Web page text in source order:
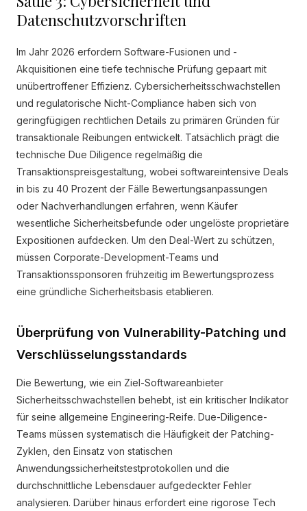
Datenschutzvorschriften
Im Jahr 2026 erfordern Software-Fusionen und -
Akquisitionen eine tiefe technische Prüfung gepaart mit
unübertroffener Effizienz. Cybersicherheitsschwachstellen
und regulatorische Nicht-Compliance haben sich von
geringfügigen rechtlichen Details zu primären Gründen für
transaktionale Reibungen entwickelt. Tatsächlich prägt die
technische Due Diligence regelmäßig die
Transaktionspreisgestaltung, wobei softwareintensive Deals
in bis zu 40 Prozent der Fälle Bewertungsanpassungen
oder Nachverhandlungen erfahren, wenn Käufer
wesentliche Sicherheitsbefunde oder ungelöste proprietäre
Expositionen aufdecken. Um den Deal-Wert zu schützen,
müssen Corporate-Development-Teams und
Transaktionssponsoren frühzeitig im Bewertungsprozess
eine gründliche Sicherheitsbasis etablieren.
Überprüfung von Vulnerability-Patching und
Verschlüsselungsstandards
Die Bewertung, wie ein Ziel-Softwareanbieter
Sicherheitsschwachstellen behebt, ist ein kritischer Indikator
für seine allgemeine Engineering-Reife. Due-Diligence-
Teams müssen systematisch die Häufigkeit der Patching-
Zyklen, den Einsatz von statischen
Anwendungssicherheitstestprotokollen und die
durchschnittliche Lebensdauer aufgedeckter Fehler
analysieren. Darüber hinaus erfordert eine rigorose Tech